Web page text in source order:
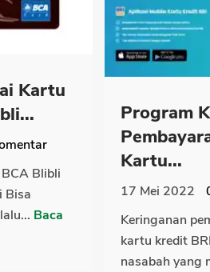
Kartu
Blibli
Bisa
Baca
Program
Kartu...
17 Mei 2022
Keringanan
kartu kredit
nasabah yang